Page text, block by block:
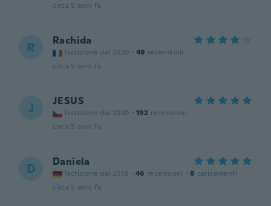
circa 5 anni fa
R Rachida
Iscrizione dal 2020 · 49 recensioni
circa 5 anni fa
J JESUS
Iscrizione dal 2020 · 192 recensioni
circa 5 anni fa
D Daniela
Iscrizione dal 2018 · 46 recensioni · 8 caricamenti
circa 5 anni fa